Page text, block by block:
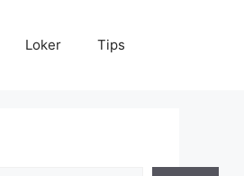
Loker Tips